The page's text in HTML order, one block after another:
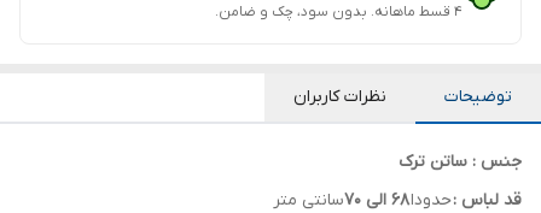
۴ قسط ماهانه. بدون سود، چک و ضامن.
توضیحات نظرات کاربران
جنس : ساتن ترک
قد لباس :حدودا68 الی 70
سانتی متر